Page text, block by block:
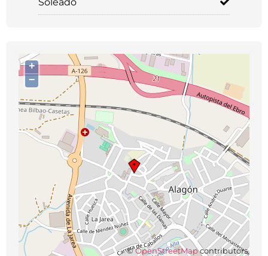
+
−
©OpenStreetMapcontributors